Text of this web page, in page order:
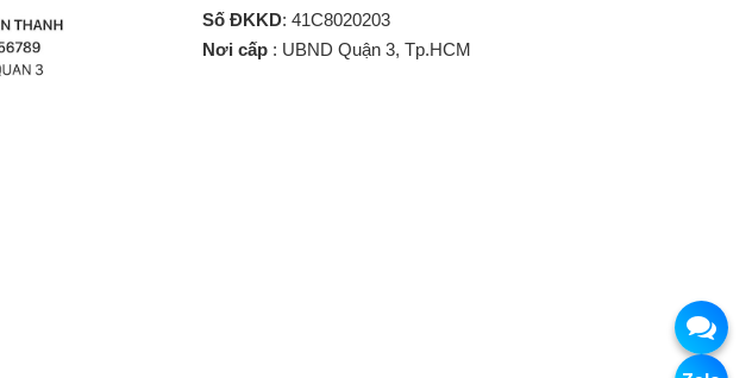
Số ĐKKD: 41C8020203
Nơi cấp : UBND Quận 3, Tp.HCM